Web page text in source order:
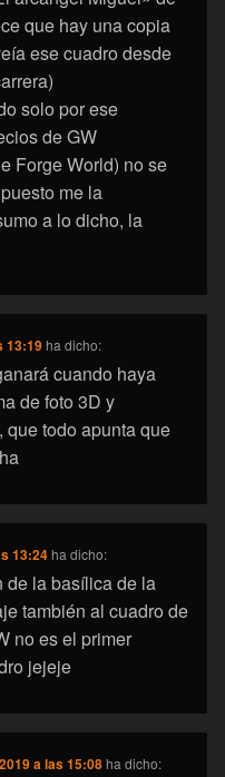
que hay una copia
ese cuadro desde
solo por ese
de GW
Forge World) no se
me la
a lo dicho, la
13:19 ha dicho:
cuando haya
de foto 3D y
que todo apunta que
13:24 ha dicho:
de la basílica de la
también al cuadro de
no es el primer
jejeje
a las 15:08 ha dicho: